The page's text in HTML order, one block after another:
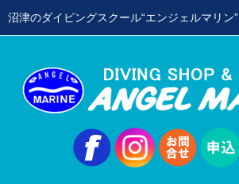
沼津のダイビングスクール“エンジェルマリン”
当店の特徴
スクールメニュー